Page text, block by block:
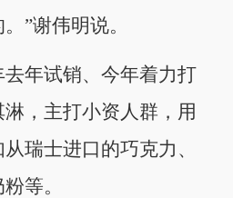
”谢伟明说。
年试销、今年着力打
，主打小资人群，用
瑞士进口的巧克力、
等。